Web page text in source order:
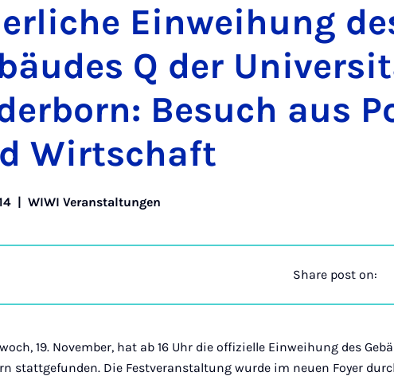
Ein­wei­hung
Q der
Be­such aus
Wirtschaft
|WIWI Veranstaltungen
Share post on:
19. November, hat ab 16 Uhr die offizielle Einweihung des
stattgefunden. Die Festveranstaltung wurde im neuen Foyer